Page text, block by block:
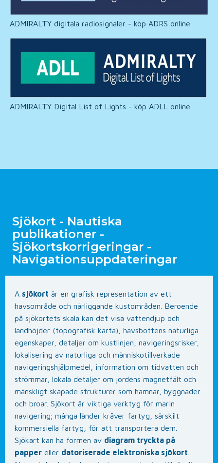
ADMIRALTY digitala radiosignaler - köp ADRS online
ADMIRALTY Digital List of Lights - köp ADLL online
Sjökort - Nautiska
publikationer -
Sjökortskorrigeringar -
Navigationsuppdateringar
A sjökort är en grafisk representation av ett
havsområde och närliggande kustområden. Beroende
på sjökortets skala kan det visa vattendjup och
landhöjder (topografisk karta), havsbottens naturliga
egenskaper, detaljer om kustlinjen, navigeringsrisker,
lokalisering av naturliga och människotillverkade
navigeringshjälpmedel, information om tidvatten och
strömmar, lokala detaljer om jordens magnetfält och
mänskligt skapade strukturer som hamnar, byggnader
och broar. Sjökort är viktiga verktyg för marin
navigering; många länder kräver fartyg, särskilt
kommersiella fartyg, för att transportera dem.
Sjökart kan ha formen av diagram tryckta på
papper eller datoriserade elektroniska sjökort